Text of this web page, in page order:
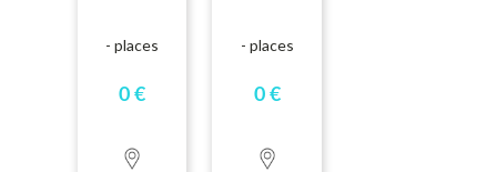
- places
0 €
- places
0 €